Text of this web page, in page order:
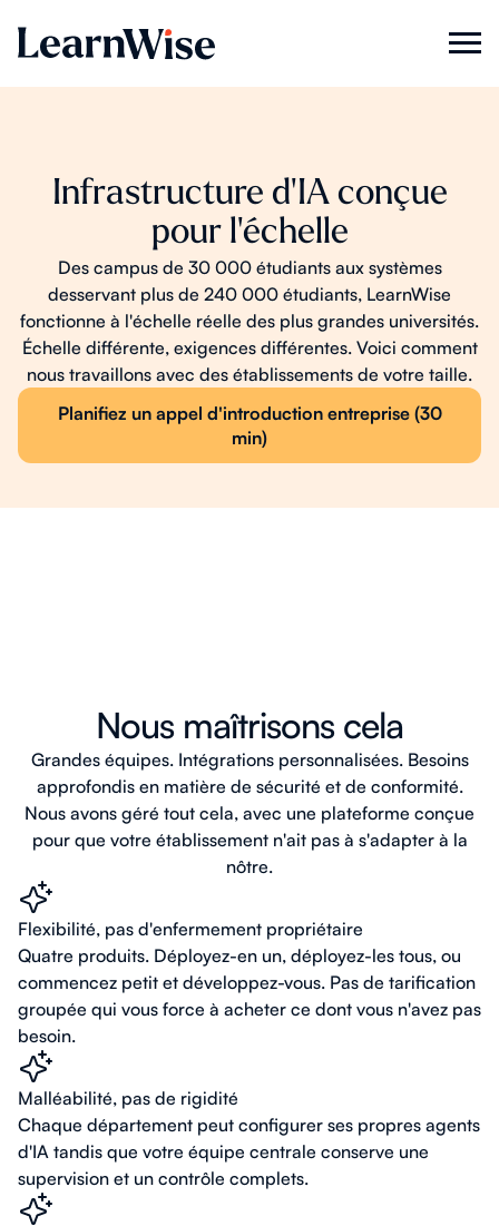
Infrastructure d'IA conçue
pour l'échelle
Des campus de 30 000 étudiants aux systèmes
desservant plus de 240 000 étudiants, LearnWise
fonctionne à l'échelle réelle des plus grandes universités.
Échelle différente, exigences différentes. Voici comment
nous travaillons avec des établissements de votre taille.
Planifiez un appel d'introduction entreprise (30
min)
Nous maîtrisons cela
Grandes équipes. Intégrations personnalisées. Besoins
approfondis en matière de sécurité et de conformité.
Nous avons géré tout cela, avec une plateforme conçue
pour que votre établissement n'ait pas à s'adapter à la
nôtre.
Flexibilité, pas d'enfermement propriétaire
Quatre produits. Déployez-en un, déployez-les tous, ou
commencez petit et développez-vous. Pas de tarification
groupée qui vous force à acheter ce dont vous n'avez pas
besoin.
Malléabilité, pas de rigidité
Chaque département peut configurer ses propres agents
d'IA tandis que votre équipe centrale conserve une
supervision et un contrôle complets.